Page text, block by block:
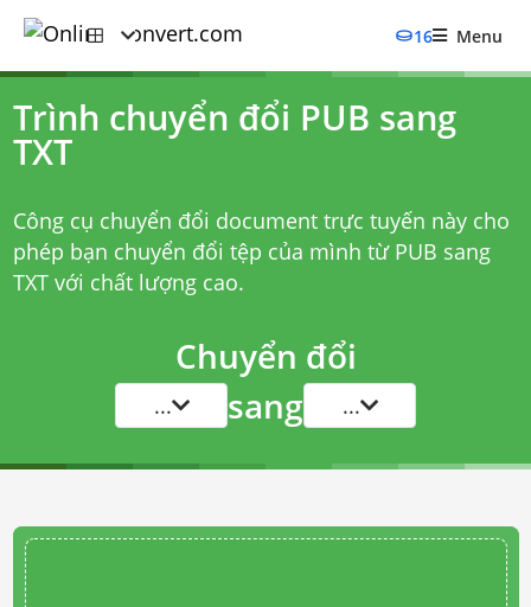
16 Menu
Trình chuyển đổi PUB sang
TXT
Công cụ chuyển đổi document trực tuyến này cho
phép bạn chuyển đổi tệp của mình từ PUB sang
TXT với chất lượng cao.
Chuyển đổi
... sang ...